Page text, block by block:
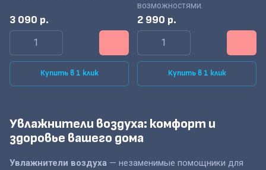
3 090 р.
Купить в 1 клик
возможностями.
2 990 р.
Купить в 1 клик
Увлажнители воздуха: комфорт и
здоровье вашего дома
Увлажнители воздуха — незаменимые помощники для